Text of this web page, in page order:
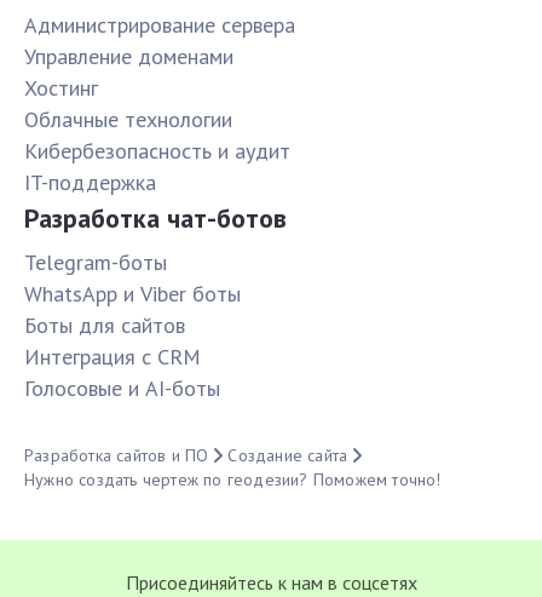
Администрирование сервера
Управление доменами
Хостинг
Облачные технологии
Кибербезопасность и аудит
IT-поддержка
Разработка чат-ботов
Telegram-боты
WhatsApp и Viber боты
Боты для сайтов
Интеграция с CRM
Голосовые и AI-боты
Разработка сайтов и ПО
Создание сайта
Нужно создать чертеж по геодезии? Поможем точно!
Присоединяйтесь к нам в соцсетях